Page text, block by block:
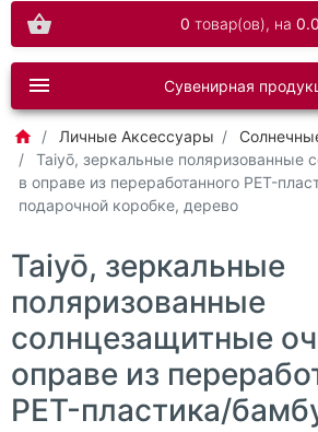
0 товар(ов), на
Сувенирная
Личные Аксессуары
Taiyō, зеркальные поляризованные
в оправе из переработанного PET-
подарочной коробке, дерево
Taiyō, зеркальные
поляризованные
солнцезащитные
оправе из
PET-пластика/